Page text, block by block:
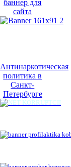
Антинаркотическая
политика в
Санкт-
Петербурге